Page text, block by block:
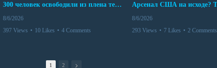
300 человек освободили из плена террористов. Невероятная история спасения
8/6/2026
397 Views • 10 Likes • 4 Comments
8/6/2026
293 Views • 7 Likes • 2 Comments
1 2